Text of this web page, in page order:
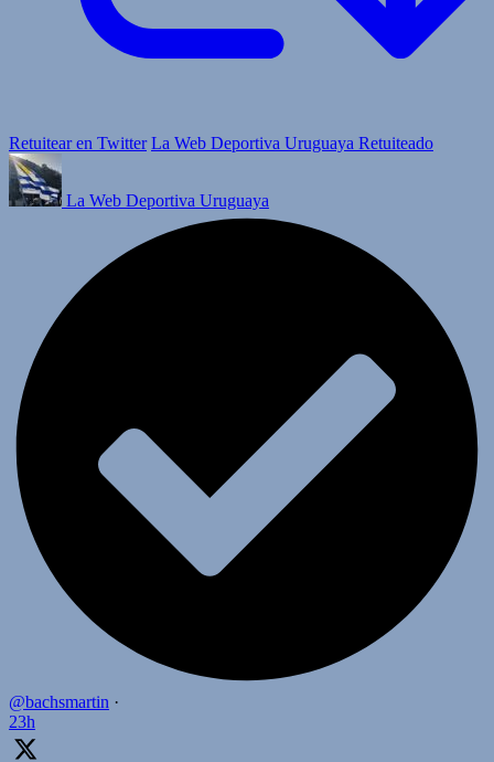
Retuitear en Twitter La Web Deportiva Uruguaya Retuiteado
La Web Deportiva Uruguaya
@bachsmartin ·
23h